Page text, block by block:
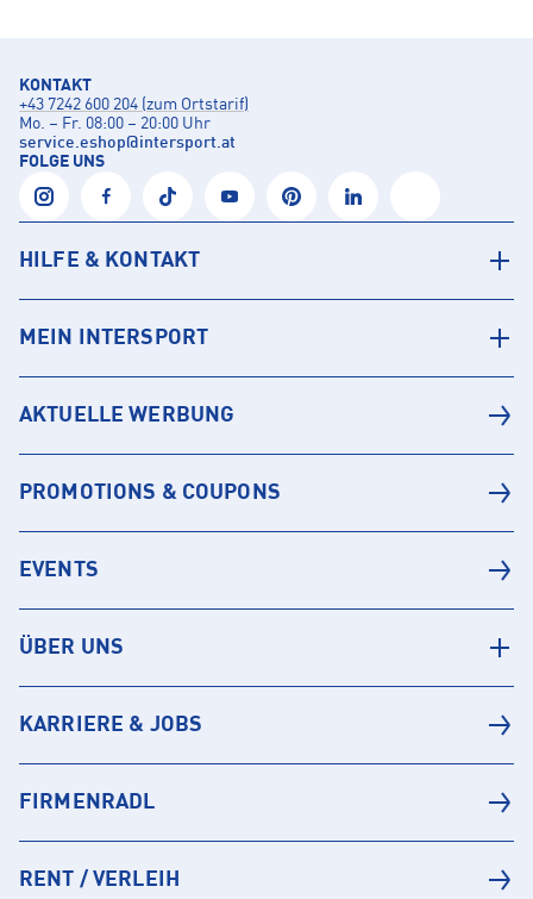
KONTAKT
+43 7242 600 204 (zum Ortstarif)
Mo. – Fr. 08:00 – 20:00 Uhr
service.eshop@intersport.at
FOLGE UNS
HILFE & KONTAKT
MEIN INTERSPORT
AKTUELLE WERBUNG
PROMOTIONS & COUPONS
EVENTS
ÜBER UNS
KARRIERE & JOBS
FIRMENRADL
RENT / VERLEIH